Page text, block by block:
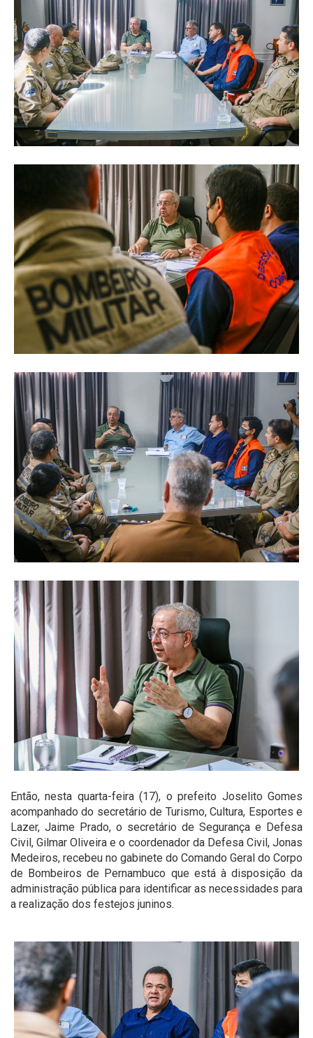
Então, nesta quarta-feira (17), o prefeito Joselito Gomes
acompanhado do secretário de Turismo, Cultura, Esportes e
Lazer, Jaime Prado, o secretário de Segurança e Defesa
Civil, Gilmar Oliveira e o coordenador da Defesa Civil, Jonas
Medeiros, recebeu no gabinete do Comando Geral do Corpo
de Bombeiros de Pernambuco que está à disposição da
administração pública para identificar as necessidades para
a realização dos festejos juninos.